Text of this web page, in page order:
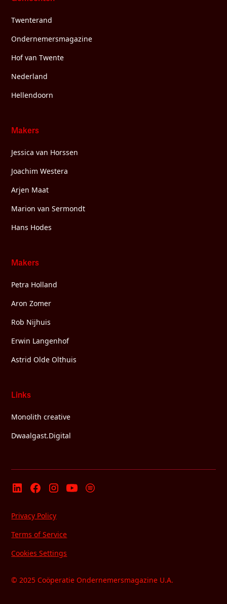
Twenterand
Ondernemersmagazine
Hof van Twente
Nederland
Hellendoorn
Makers
Jessica van Horssen
Joachim Westera
Arjen Maat
Marion van Sermondt
Hans Hodes
Makers
Petra Holland
Aron Zomer
Rob Nijhuis
Erwin Langenhof
Astrid Olde Olthuis
Links
Monolith creative
Dwaalgast.Digital
© 2025 Coöperatie Ondernemersmagazine U.A.
Privacy Policy
Terms of Service
Cookies Settings